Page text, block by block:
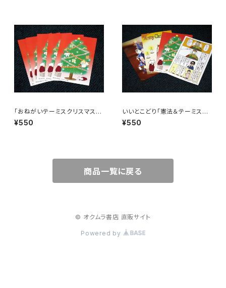
「おねがいテーミスクリスマスポ
ストカード／グリーンツリー」５
枚セット／ぼうごなつこポストカ
¥550
いいとこどり「憲法＆テーミスク
リスマスポストカード」４枚セット
／ぼうごなつこポストカード
¥550
商品一覧に戻る
© オクムラ書店 直販サイト
Powered by